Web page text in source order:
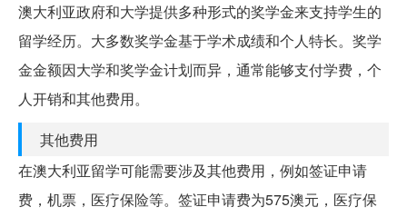
澳大利亚政府和大学提供多种形式的奖学金来支持学生的
留学经历。大多数奖学金基于学术成绩和个人特长。奖学
金金额因大学和奖学金计划而异，通常能够支付学费，个
人开销和其他费用。
其他费用
在澳大利亚留学可能需要涉及其他费用，例如签证申请
费，机票，医疗保险等。签证申请费为575澳元，医疗保